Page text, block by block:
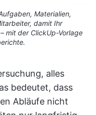
Materialien,
damit Ihr
mit der ClickUp-Vorlage
alles
bedeutet, dass
Abläufe nicht